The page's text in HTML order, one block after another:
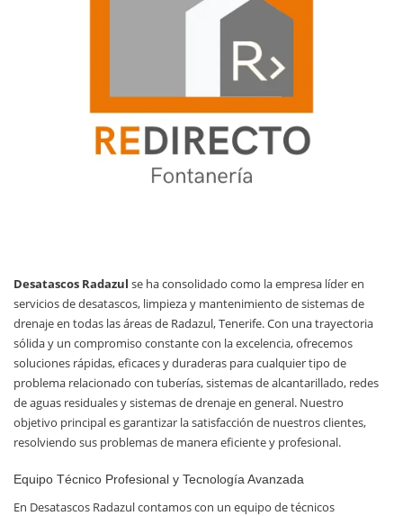
Desatascos Radazul se ha consolidado como la empresa líder en
servicios de desatascos, limpieza y mantenimiento de sistemas de
drenaje en todas las áreas de Radazul, Tenerife. Con una trayectoria
sólida y un compromiso constante con la excelencia, ofrecemos
soluciones rápidas, eficaces y duraderas para cualquier tipo de
problema relacionado con tuberías, sistemas de alcantarillado, redes
de aguas residuales y sistemas de drenaje en general. Nuestro
objetivo principal es garantizar la satisfacción de nuestros clientes,
resolviendo sus problemas de manera eficiente y profesional.
Equipo Técnico Profesional y Tecnología Avanzada
En Desatascos Radazul contamos con un equipo de técnicos